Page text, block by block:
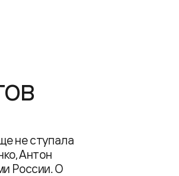
не ступала
Антон
России. О